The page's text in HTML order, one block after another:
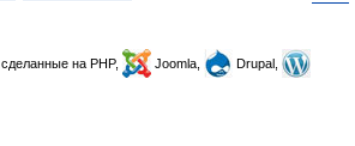
, сделанные на PHP, Joomla,
Drupal,